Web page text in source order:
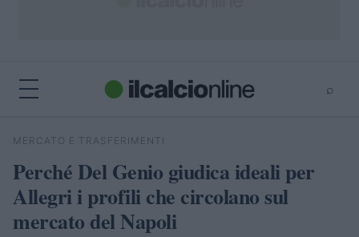
⌕
Cerca
MERCATO E TRASFERIMENTI
Perché Del Genio giudica ideali per
Allegri i profili che circolano sul
mercato del Napoli